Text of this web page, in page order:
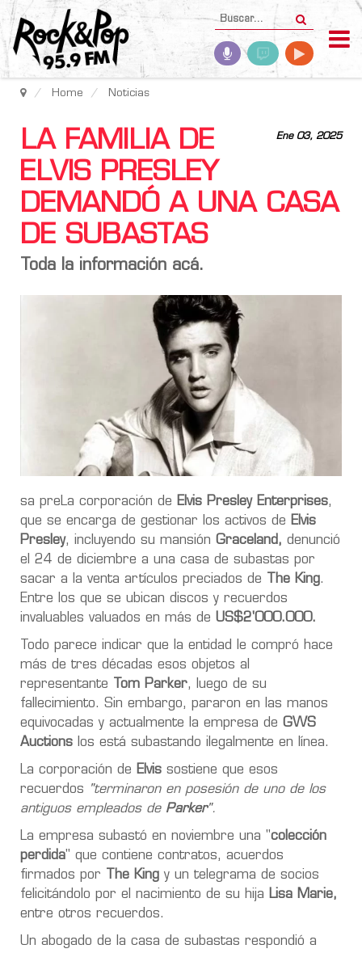
Home Noticias
Ene 03, 2025
LA FAMILIA DE
ELVIS PRESLEY
DEMANDÓ A UNA CASA
DE SUBASTAS
Toda la información acá.
sa preLa corporación de Elvis Presley Enterprises,
que se encarga de gestionar los activos de Elvis
Presley, incluyendo su mansión Graceland, denunció
el 24 de diciembre a una casa de subastas por
sacar a la venta artículos preciados de
The King.
Entre los que se ubican discos y recuerdos
invaluables valuados en más de US$2'000.000.
Todo parece indicar que la entidad le compró hace
más de tres décadas esos objetos al
representante
Tom Parker, luego de su
fallecimiento. Sin embargo, pararon en las manos
equivocadas y actualmente la empresa de GWS
Auctions los está subastando ilegalmente en línea.
La corporación de Elvis sostiene que esos
recuerdos
"terminaron en posesión de uno de los
antiguos empleados de Parker".
La empresa subastó en noviembre una "colección
perdida" que contiene contratos, acuerdos
firmados por
The King y un telegrama de socios
felicitándolo por el nacimiento de su hija Lisa Marie,
entre otros recuerdos.
Un abogado de la casa de subastas respondió a